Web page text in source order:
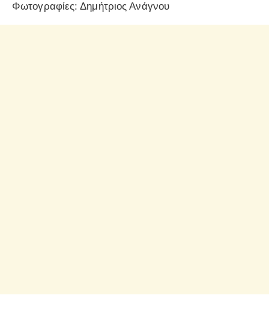
Φωτογραφίες: Δημήτριος Ανάγνου